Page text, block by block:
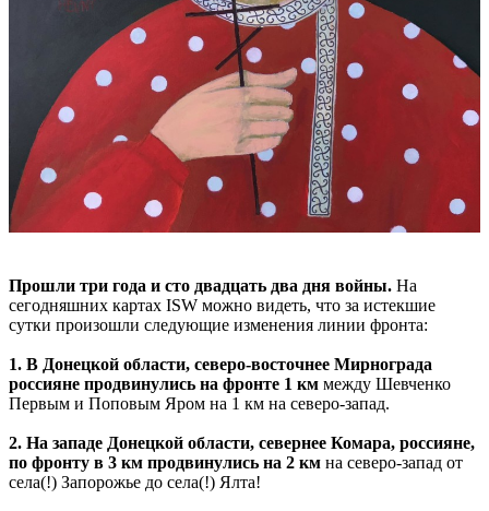
Прошли три года и сто двадцать два дня войны. На
сегодняшних картах ISW можно видеть, что за истекшие
сутки произошли следующие изменения линии фронта:
1. В Донецкой области, северо-восточнее Мирнограда
россияне продвинулись на фронте 1 км между Шевченко
Первым и Поповым Яром на 1 км на северо-запад.
2. На западе Донецкой области, севернее Комара, россияне,
по фронту в 3 км продвинулись на 2 км на северо-запад от
села(!) Запорожье до села(!) Ялта!